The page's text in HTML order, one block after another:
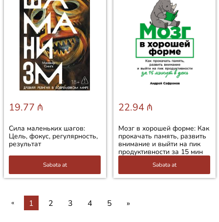
19.77 ₼
Сила маленьких шагов:
Цель, фокус, регулярность,
результат
Səbətə at
22.94 ₼
Мозг в хорошей форме: Как
прокачать память, развить
внимание и выйти на пик
продуктивности за 15 мин
Səbətə at
« 1 2 3 4 5 »